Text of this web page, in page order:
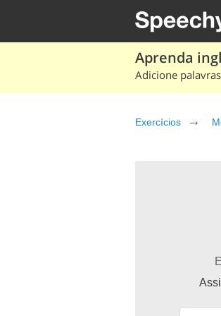
Aprenda
Adicione
Exercícios